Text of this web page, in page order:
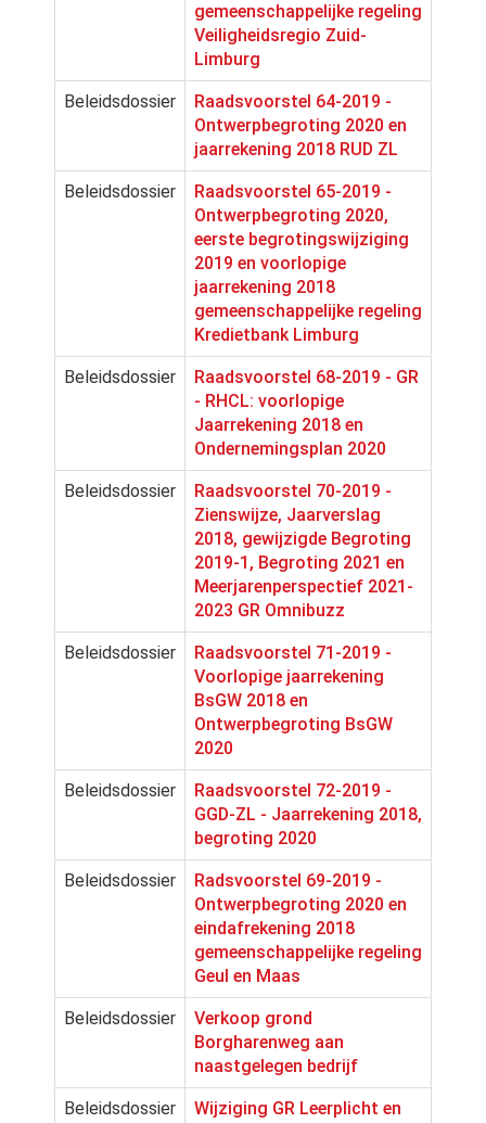
gemeenschappelijke regeling
Veiligheidsregio Zuid-
Limburg
Beleidsdossier
Raadsvoorstel 64-2019 -
Ontwerpbegroting 2020 en
jaarrekening 2018 RUD ZL
Beleidsdossier
Raadsvoorstel 65-2019 -
Ontwerpbegroting 2020,
eerste begrotingswijziging
2019 en voorlopige
jaarrekening 2018
gemeenschappelijke regeling
Kredietbank Limburg
Beleidsdossier
Raadsvoorstel 68-2019 - GR
- RHCL: voorlopige
Jaarrekening 2018 en
Ondernemingsplan 2020
Beleidsdossier
Raadsvoorstel 70-2019 -
Zienswijze, Jaarverslag
2018, gewijzigde Begroting
2019-1, Begroting 2021 en
Meerjarenperspectief 2021-
2023 GR Omnibuzz
Beleidsdossier
Raadsvoorstel 71-2019 -
Voorlopige jaarrekening
BsGW 2018 en
Ontwerpbegroting BsGW
2020
Beleidsdossier
Raadsvoorstel 72-2019 -
GGD-ZL - Jaarrekening 2018,
begroting 2020
Beleidsdossier
Radsvoorstel 69-2019 -
Ontwerpbegroting 2020 en
eindafrekening 2018
gemeenschappelijke regeling
Geul en Maas
Beleidsdossier
Verkoop grond
Borgharenweg aan
naastgelegen bedrijf
Beleidsdossier
Wijziging GR Leerplicht en